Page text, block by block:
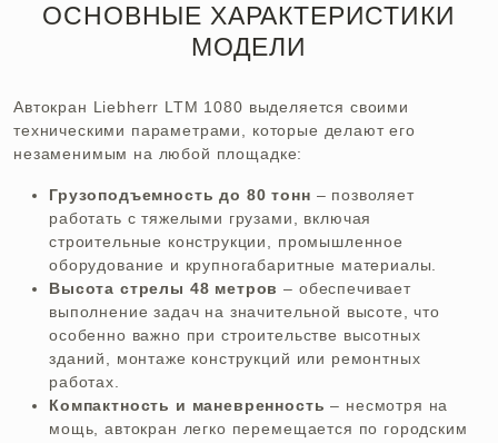
ОСНОВНЫЕ ХАРАКТЕРИСТИКИ
МОДЕЛИ
Автокран Liebherr LTM 1080 выделяется своими
техническими параметрами, которые делают его
незаменимым на любой площадке:
Грузоподъемность до 80 тонн – позволяет
работать с тяжелыми грузами, включая
строительные конструкции, промышленное
оборудование и крупногабаритные материалы.
Высота стрелы 48 метров – обеспечивает
выполнение задач на значительной высоте, что
особенно важно при строительстве высотных
зданий, монтаже конструкций или ремонтных
работах.
Компактность и маневренность – несмотря на
мощь, автокран легко перемещается по городским